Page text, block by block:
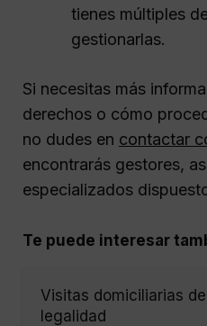
tienes múltiples
gestionarlas.
Si necesitas más
derechos o cómo
no dudes en contactar
encontrarás gestores,
especializados
Te puede interesar
Visitas domiciliarias
legalidad